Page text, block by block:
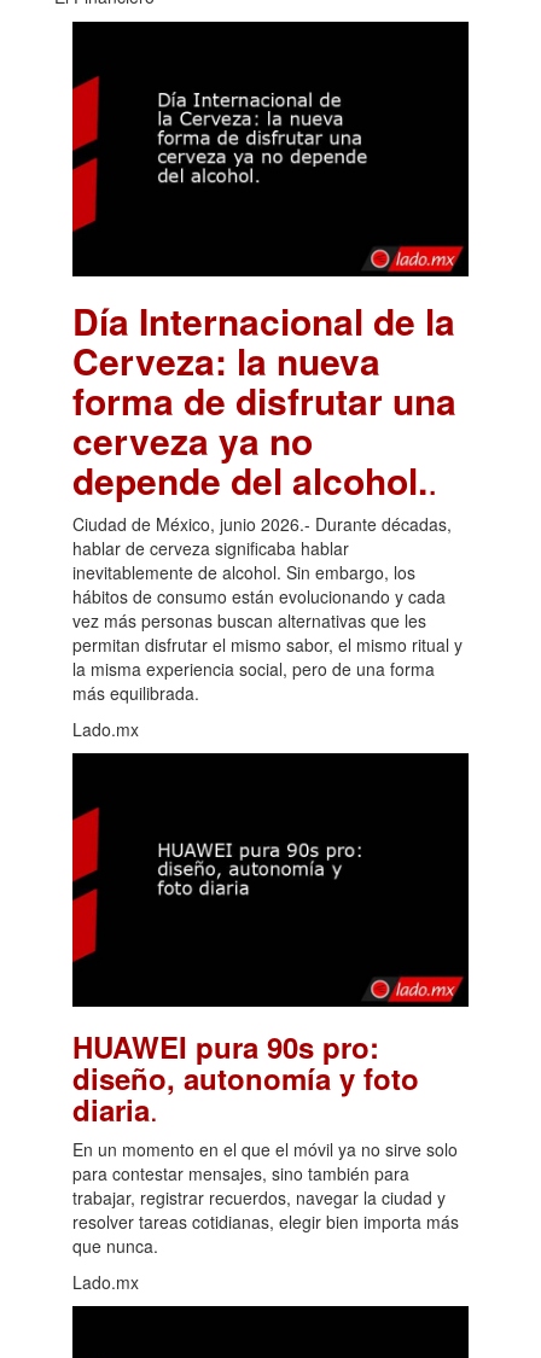
Día Internacional de la
Cerveza: la nueva
forma de disfrutar una
cerveza ya no
depende del alcohol..
Ciudad de México, junio 2026.- Durante décadas,
hablar de cerveza significaba hablar
inevitablemente de alcohol. Sin embargo, los
hábitos de consumo están evolucionando y cada
vez más personas buscan alternativas que les
permitan disfrutar el mismo sabor, el mismo ritual y
la misma experiencia social, pero de una forma
más equilibrada.
Lado.mx
HUAWEI pura 90s pro:
diseño, autonomía y foto
diaria.
En un momento en el que el móvil ya no sirve solo
para contestar mensajes, sino también para
trabajar, registrar recuerdos, navegar la ciudad y
resolver tareas cotidianas, elegir bien importa más
que nunca.
Lado.mx